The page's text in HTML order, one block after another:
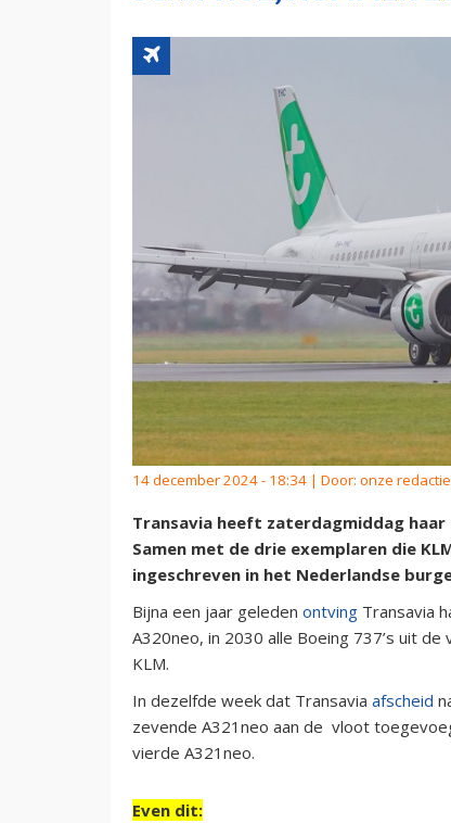
14 december 2024 - 18:34 | Door: onze redactie
Transavia heeft zaterdagmiddag haar
Samen met de drie exemplaren die
ingeschreven in het Nederlandse
Bijna een jaar geleden ontving Transavia
A320neo, in 2030 alle Boeing 737’s uit
KLM.
In dezelfde week dat Transavia afscheid
zevende A321neo aan de vloot
vierde A321neo.
Even dit: